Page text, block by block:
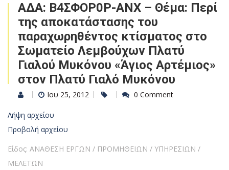
ΑΔΑ: Β4ΣΦΟΡ0Ρ-ΑΝΧ – Θέμα: Περί
της αποκατάστασης του
παραχωρηθέντος κτίσματος στο
Σωματείο Λεμβούχων Πλατύ
Γιαλού Μυκόνου «Άγιος Αρτέμιος»
στον Πλατύ Γιαλό Μυκόνου
Ιου 25, 2012 0 Comment
Λήψη αρχείου
Προβολή αρχείου
Είδος: ΑΝΑΘΕΣΗ ΕΡΓΩΝ / ΠΡΟΜΗΘΕΙΩΝ / ΥΠΗΡΕΣΙΩΝ /
ΜΕΛΕΤΩΝ